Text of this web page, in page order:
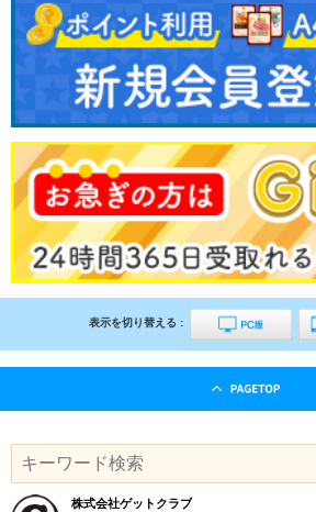
表示を切り替える :
株式会社ゲットクラブ